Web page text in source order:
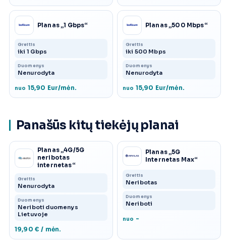
Planas „1 Gbps“
Greitis
iki 1 Gbps
Duomenys
Nenurodyta
nuo 15,90 Eur/mėn.
Planas „500 Mbps“
Greitis
iki 500 Mbps
Duomenys
Nenurodyta
nuo 15,90 Eur/mėn.
Panašūs kitų tiekėjų planai
Planas „4G/5G
neribotas
internetas“
Greitis
Nenurodyta
Duomenys
Neriboti duomenys
Lietuvoje
19,90 € / mėn.
Planas „5G
Internetas Max“
Greitis
Neribotas
Duomenys
Neriboti
nuo -